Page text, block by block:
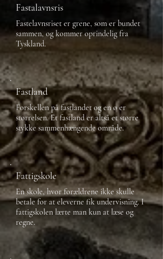
Fastalavnsris
Fastelavnsriset er grene, som er bundet
sammen, og kommer oprindelig fra
Tyskland.
Fastland
Forskellen på fastlandet og en ø er
størrelsen. Et fastland er altså et større
stykke sammenhængende område.
Fattigskole
En skole, hvor forældrene ikke skulle
betale for at eleverne fik undervisning. I
fattigskolen lærte man kun at læse og
regne.